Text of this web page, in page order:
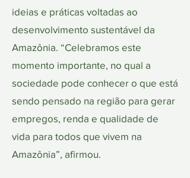
ideias e práticas voltadas ao
desenvolvimento sustentável da
Amazônia. “Celebramos este
momento importante, no qual a
sociedade pode conhecer o que está
sendo pensado na região para gerar
empregos, renda e qualidade de
vida para todos que vivem na
Amazônia”, afirmou.